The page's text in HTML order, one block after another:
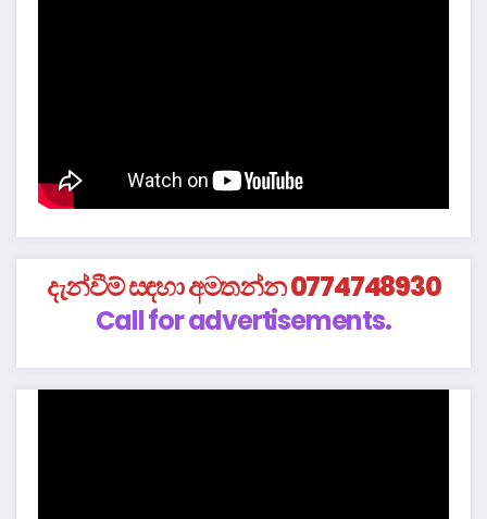
දැන්වීම් සඳහා අමතන්න 0774748930
Call for advertisements.